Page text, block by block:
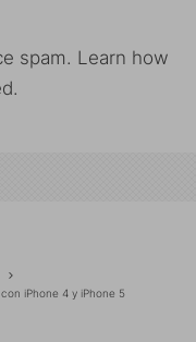
spam. Learn how
iPhone 4 y iPhone 5